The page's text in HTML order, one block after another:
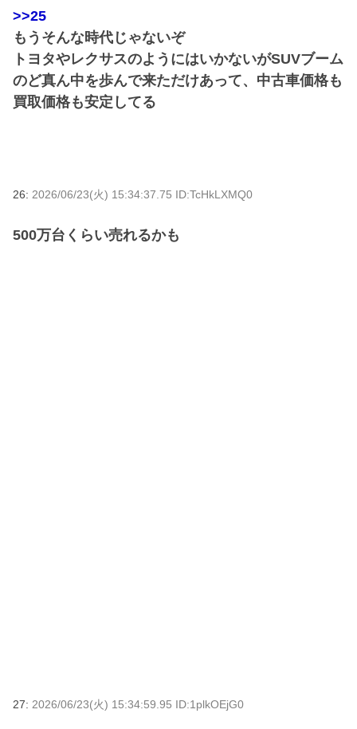
>>25
もうそんな時代じゃないぞ
トヨタやレクサスのようにはいかないがSUVブーム
のど真ん中を歩んで来ただけあって、中古車価格も
買取価格も安定してる
26: 2026/06/23(火) 15:34:37.75 ID:TcHkLXMQ0
500万台くらい売れるかも
27: 2026/06/23(火) 15:34:59.95 ID:1plkOEjG0